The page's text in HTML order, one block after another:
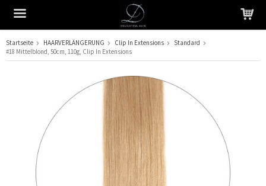
Das Produkt wurde in Ihren Warenkorb gelegt
Startseite HAARVERLÄNGERUNG Clip In Extensions
Standard
#18 Mittelblond, 50cm, 110g, Clip In Extensions